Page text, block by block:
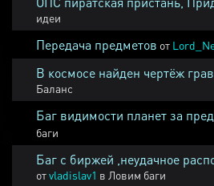
идеи
Передача предметов от
В космосе найден чертёж
Баланс
Баг видимости планет за
баги
Баг с биржей ,неудачное
отvladislav1 в Ловим баги